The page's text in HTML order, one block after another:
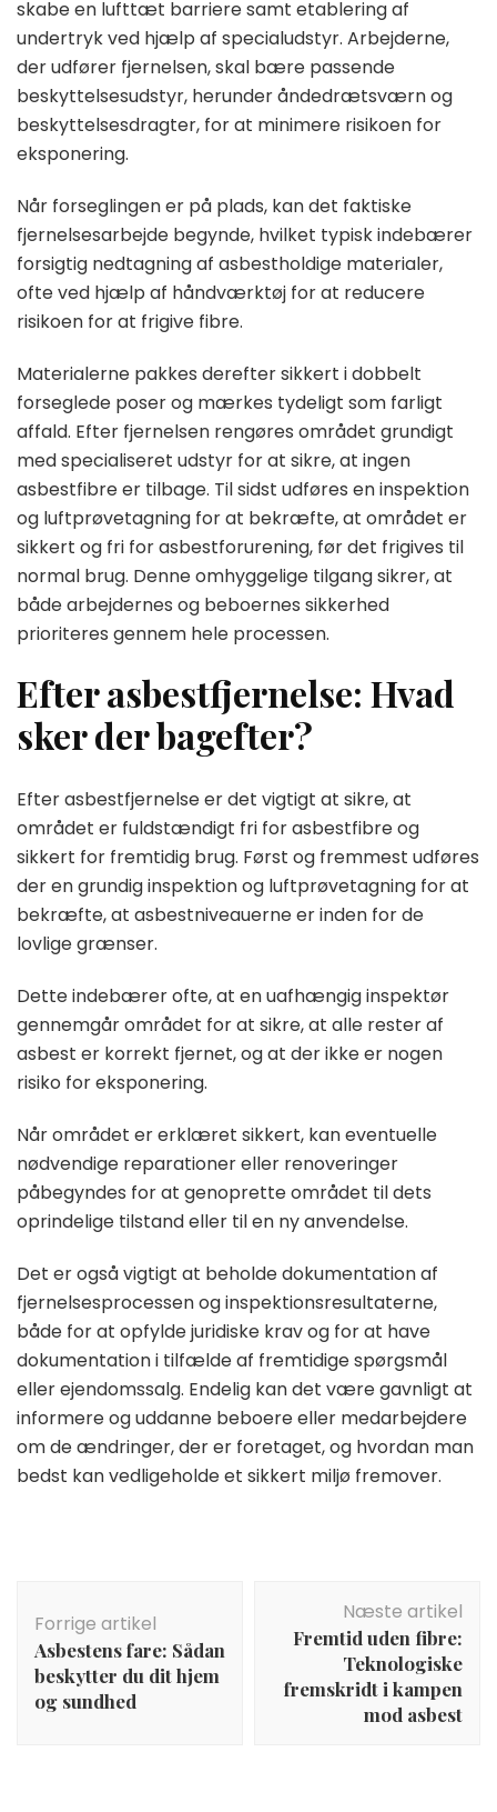
skabe en lufttæt barriere samt etablering af
undertryk ved hjælp af specialudstyr. Arbejderne,
der udfører fjernelsen, skal bære passende
beskyttelsesudstyr, herunder åndedrætsværn og
beskyttelsesdragter, for at minimere risikoen for
eksponering.
Når forseglingen er på plads, kan det faktiske
fjernelsesarbejde begynde, hvilket typisk indebærer
forsigtig nedtagning af asbestholdige materialer,
ofte ved hjælp af håndværktøj for at reducere
risikoen for at frigive fibre.
Materialerne pakkes derefter sikkert i dobbelt
forseglede poser og mærkes tydeligt som farligt
affald. Efter fjernelsen rengøres området grundigt
med specialiseret udstyr for at sikre, at ingen
asbestfibre er tilbage. Til sidst udføres en inspektion
og luftprøvetagning for at bekræfte, at området er
sikkert og fri for asbestforurening, før det frigives til
normal brug. Denne omhyggelige tilgang sikrer, at
både arbejdernes og beboernes sikkerhed
prioriteres gennem hele processen.
Efter asbestfjernelse: Hvad
sker der bagefter?
Efter asbestfjernelse er det vigtigt at sikre, at
området er fuldstændigt fri for asbestfibre og
sikkert for fremtidig brug. Først og fremmest udføres
der en grundig inspektion og luftprøvetagning for at
bekræfte, at asbestniveauerne er inden for de
lovlige grænser.
Dette indebærer ofte, at en uafhængig inspektør
gennemgår området for at sikre, at alle rester af
asbest er korrekt fjernet, og at der ikke er nogen
risiko for eksponering.
Når området er erklæret sikkert, kan eventuelle
nødvendige reparationer eller renoveringer
påbegyndes for at genoprette området til dets
oprindelige tilstand eller til en ny anvendelse.
Det er også vigtigt at beholde dokumentation af
fjernelsesprocessen og inspektionsresultaterne,
både for at opfylde juridiske krav og for at have
dokumentation i tilfælde af fremtidige spørgsmål
eller ejendomssalg. Endelig kan det være gavnligt at
informere og uddanne beboere eller medarbejdere
om de ændringer, der er foretaget, og hvordan man
bedst kan vedligeholde et sikkert miljø fremover.
Forrige artikel
Asbestens fare: Sådan
beskytter du dit hjem
og sundhed
Næste artikel
Fremtid uden fibre:
Teknologiske
fremskridt i kampen
mod asbest